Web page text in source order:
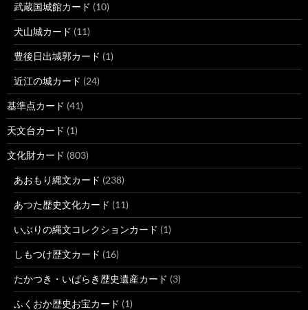
武蔵国城館カード (10)
犬山城カード (11)
豊後日出城郭カード (1)
近江の城カード (24)
基準点カード (41)
天文台カード (1)
文化財カード (803)
あおもり縄文カード (238)
あつた歴史文化カード (11)
いぶりの縄文コレクションカード (1)
しもつけ歴文カード (16)
たかつき・いばらき歴史遺産カード (3)
ふくおか歴史お宝カード (1)